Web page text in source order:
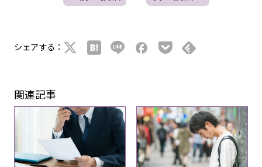
シェアする：
関連記事